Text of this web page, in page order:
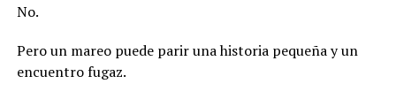
No.
Pero un mareo puede parir una historia pequeña y un
encuentro fugaz.